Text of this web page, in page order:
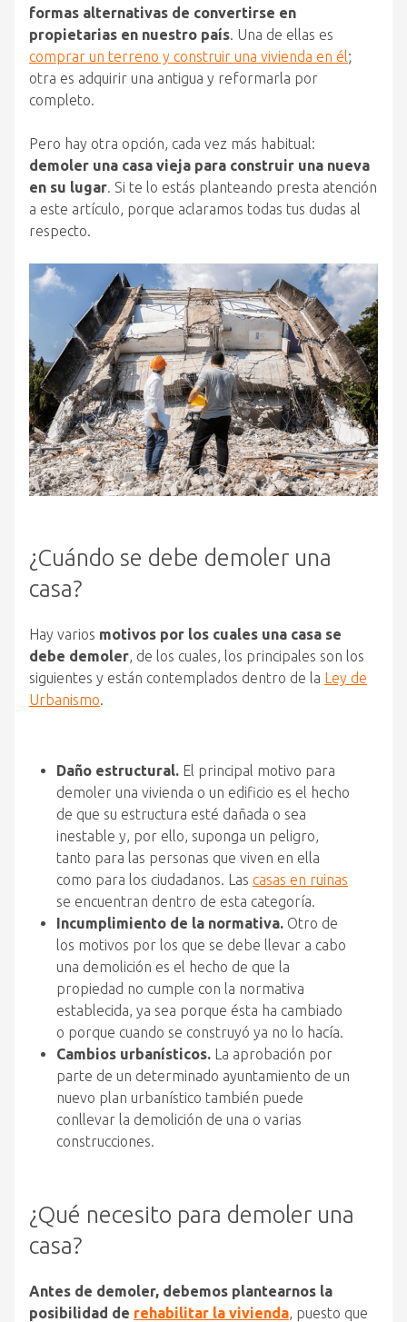
formas alternativas de convertirse en
propietarias en nuestro país. Una de ellas es
comprar un terreno y construir una vivienda en él;
otra es adquirir una antigua y reformarla por
completo.
Pero hay otra opción, cada vez más habitual:
demoler una casa vieja para construir una nueva
en su lugar. Si te lo estás planteando presta atención
a este artículo, porque aclaramos todas tus dudas al
respecto.
¿Cuándo se debe demoler una
casa?
Hay varios motivos por los cuales una casa se
debe demoler, de los cuales, los principales son los
siguientes y están contemplados dentro de la
Ley de
Urbanismo.
Daño estructural. El principal motivo para
demoler una vivienda o un edificio es el hecho
de que su estructura esté dañada o sea
inestable y, por ello, suponga un peligro,
tanto para las personas que viven en ella
como para los ciudadanos. Las casas en ruinas
se encuentran dentro de esta categoría.
Incumplimiento de la normativa. Otro de
los motivos por los que se debe llevar a cabo
una demolición es el hecho de que la
propiedad no cumple con la normativa
establecida, ya sea porque ésta ha cambiado
o porque cuando se construyó ya no lo hacía.
Cambios urbanísticos. La aprobación por
parte de un determinado ayuntamiento de un
nuevo plan urbanístico también puede
conllevar la demolición de una o varias
construcciones.
¿Qué necesito para demoler una
casa?
Antes de demoler, debemos plantearnos la
posibilidad de rehabilitar la vivienda, puesto que